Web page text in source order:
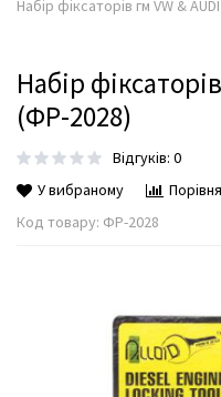
Набір фіксаторів гм VW &
Набір
(ФР-2028)
Відгуків: 0
У вибраному
Код товару: ФР-2028